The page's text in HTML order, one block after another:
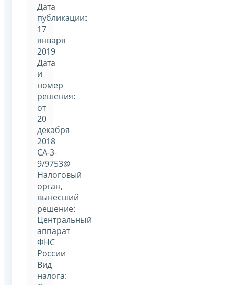
Дата
публикации:
17
января
2019
Дата
и
номер
решения:
от
20
декабря
2018
СА-3-
9/9753@
Налоговый
орган,
вынесший
решение:
Центральный
аппарат
ФНС
России
Вид
налога: